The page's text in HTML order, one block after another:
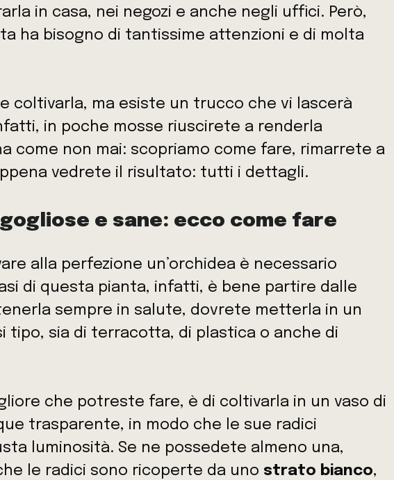
in casa, nei negozi e anche negli uffici. Però,
ha bisogno di tantissime attenzioni e di molta
coltivarla, ma esiste un trucco che vi lascerà
in poche mosse riuscirete a renderla
come non mai: scopriamo come fare, rimarrete a
vedrete il risultato: tutti i dettagli.
e sane: ecco come fare
alla perfezione un’orchidea è necessario
di questa pianta, infatti, è bene partire dalle
sempre in salute, dovrete metterla in un
tipo, sia di terracotta, di plastica o anche di
che potreste fare, è di coltivarla in un vaso di
trasparente, in modo che le sue radici
luminosità. Se ne possedete almeno una,
le radici sono ricoperte da uno strato bianco,